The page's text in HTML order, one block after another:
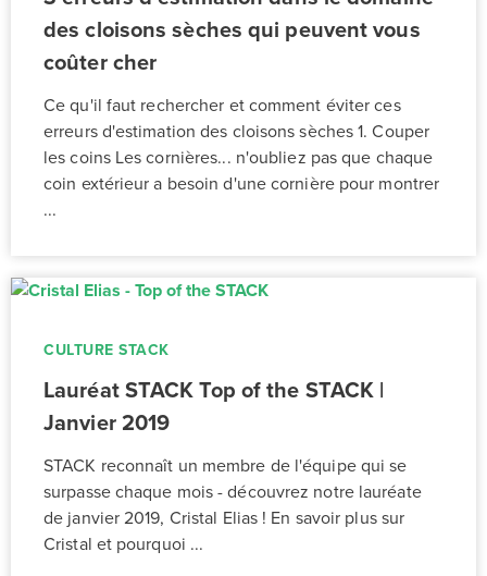
des cloisons sèches qui peuvent vous
coûter cher
Ce qu'il faut rechercher et comment éviter ces
erreurs d'estimation des cloisons sèches 1. Couper
les coins Les cornières... n'oubliez pas que chaque
coin extérieur a besoin d'une cornière pour montrer
...
CULTURE STACK
Lauréat STACK Top of the STACK |
Janvier 2019
STACK reconnaît un membre de l'équipe qui se
surpasse chaque mois - découvrez notre lauréate
de janvier 2019, Cristal Elias ! En savoir plus sur
Cristal et pourquoi ...